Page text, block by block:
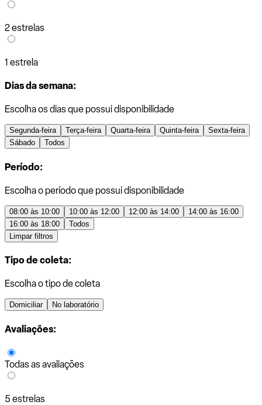
2 estrelas
1 estrela
Dias da semana:
Escolha os dias que possui disponibilidade
Segunda-feira Terça-feira Quarta-feira Quinta-feira
Sexta-feira
Sábado
Todos
Período:
Escolha o período que possui disponibilidade
08:00 às 10:00 10:00 às 12:00 12:00 às 14:00
14:00 às 16:00
16:00 às 18:00
Todos
Limpar filtros
Tipo de coleta:
Escolha o tipo de coleta
Domiciliar No laboratório
Avaliações:
Todas as avaliações
5 estrelas